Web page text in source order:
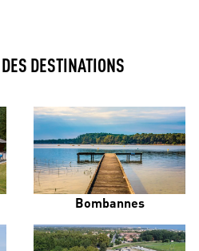
DESTINATIONS
Bombannes